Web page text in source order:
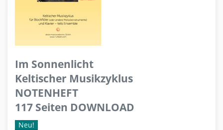
Im Sonnenlicht
Keltischer Musikzyklus
NOTENHEFT
117 Seiten DOWNLOAD
Neu!